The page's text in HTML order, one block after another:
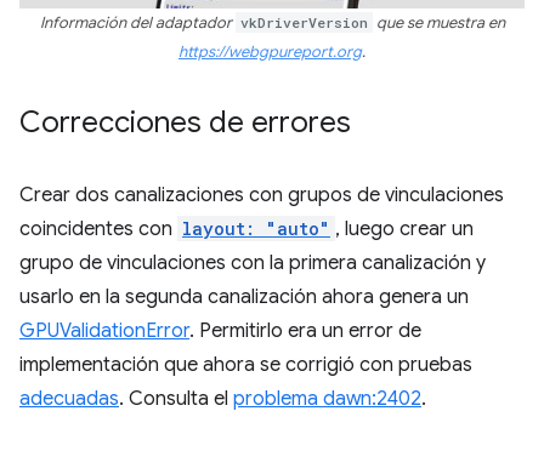
Información del adaptador vkDriverVersion que se muestra en
https://webgpureport.org.
Correcciones de errores
Crear dos canalizaciones con grupos de vinculaciones
coincidentes con layout: "auto" , luego crear un
grupo de vinculaciones con la primera canalización y
usarlo en la segunda canalización ahora genera un
GPUValidationError. Permitirlo era un error de
implementación que ahora se corrigió con pruebas
adecuadas. Consulta el problema dawn:2402.